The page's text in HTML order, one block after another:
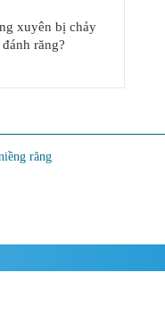
xuyên bị chảy
răng?
răng